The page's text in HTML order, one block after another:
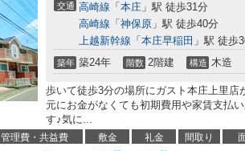
交通 高崎線 「 本庄 」駅 徒歩31分
高崎線 「 神保原 」駅 徒歩40分
上越新幹線 「 本庄早稲田 」駅 徒歩
築年 築24年 階数 2階建 構造 木造
歩いて徒歩3分の場所にガスト本庄上里
元にお金がなくても初期費用や家賃支払
す♪気に...
管理費・共益費 敷金 礼金 間取り